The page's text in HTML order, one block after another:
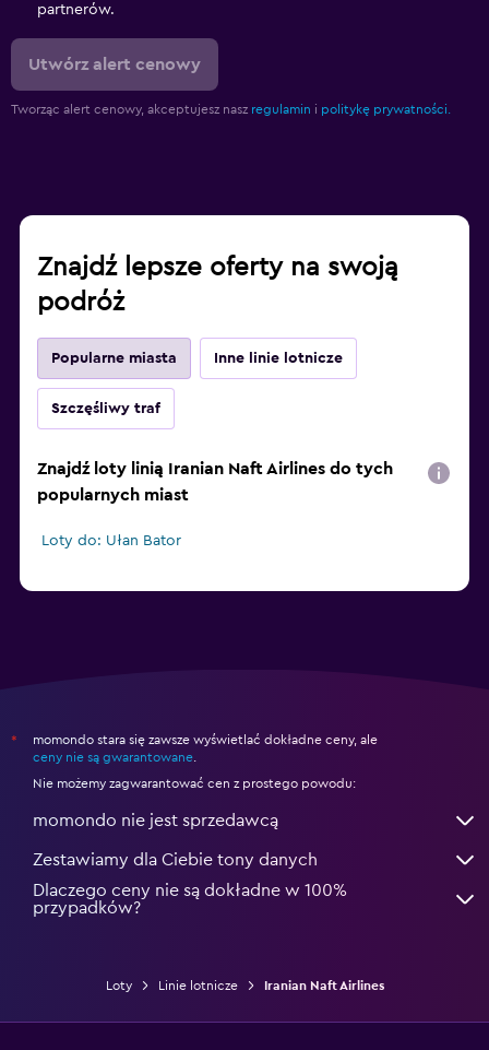
partnerów.
Utwórz alert cenowy
Tworząc alert cenowy, akceptujesz nasz regulamin i politykę prywatności.
Znajdź lepsze oferty na swoją
podróż
Popularne miasta Inne linie lotnicze
Szczęśliwy traf
Znajdź loty linią Iranian Naft Airlines do tych
popularnych miast
Loty do: Ułan Bator
*
momondo stara się zawsze wyświetlać dokładne ceny, ale
ceny nie są gwarantowane
Nie możemy zagwarantować cen z prostego powodu:
momondo nie jest sprzedawcą
Zestawiamy dla Ciebie tony danych
Dlaczego ceny nie są dokładne w 100%
przypadków?
Loty Linie lotnicze Iranian Naft Airlines